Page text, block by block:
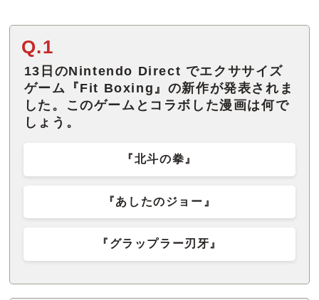
Q.1
13日のNintendo Direct でエクササイズ
ゲーム『Fit Boxing』の新作が発表されま
した。このゲームとコラボした漫画は何で
しょう。
『北斗の拳』
『あしたのジョー』
『グラップラー刃牙』